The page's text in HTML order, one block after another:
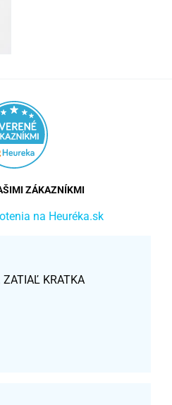
ZÁKAZNÍKMI
na Heuréka.sk
ZATIAĽ KRATKA